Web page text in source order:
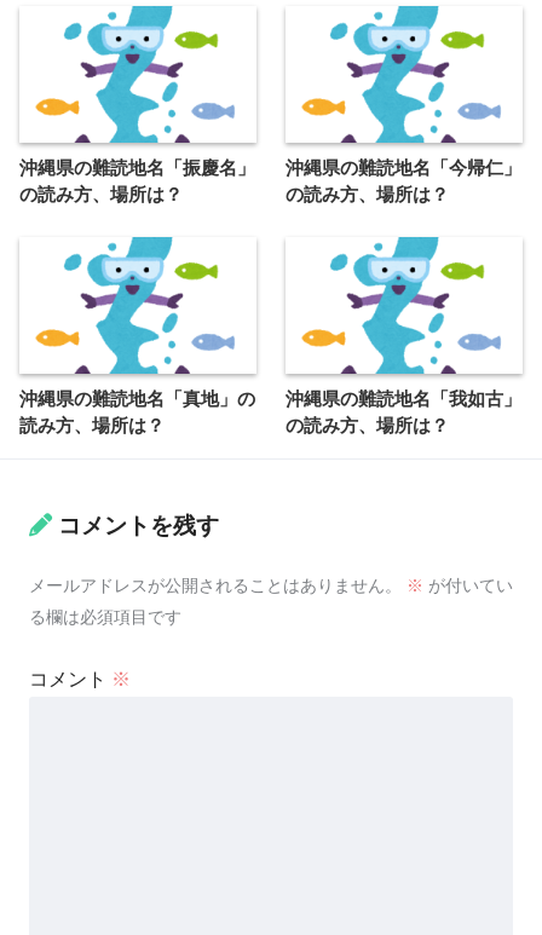
沖縄県の難読地名「振慶名」
の読み方、場所は？
沖縄県の難読地名「今帰仁」
の読み方、場所は？
沖縄県の難読地名「真地」の
読み方、場所は？
沖縄県の難読地名「我如古」
の読み方、場所は？
コメントを残す
メールアドレスが公開されることはありません。 ※ が付いてい
る欄は必須項目です
コメント ※